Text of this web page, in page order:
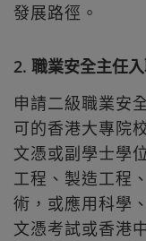
發展路徑。
2. 職業安全主任
申請二級職業安
可的香港大專院
文憑或副學士學
工程、製造工程
術，或應用科學
文憑考試或香港